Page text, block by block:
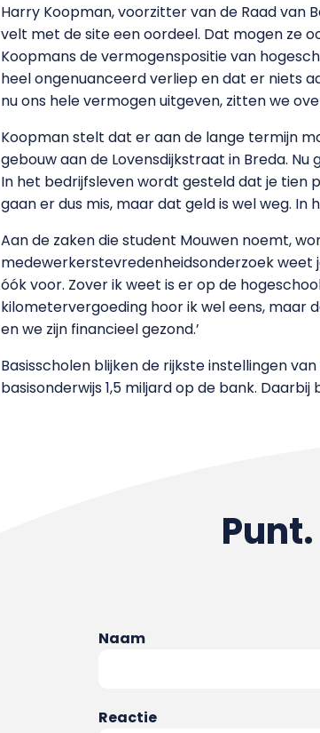
Harry Koopman, voorzitter van de Raad van
velt met de site een oordeel. Dat mogen ze
Koopmans de vermogenspositie van
heel ongenuanceerd verliep en dat er niets
nu ons hele vermogen uitgeven, zitten we
Koopman stelt dat er aan de lange termijn
gebouw aan de Lovensdijkstraat in Breda.
In het bedrijfsleven wordt gesteld dat je tien
gaan er dus mis, maar dat geld is wel weg.
Aan de zaken die student Mouwen noemt,
medewerkerstevredenheidsonderzoek weet
óók voor. Zover ik weet is er op de
kilometervergoeding hoor ik wel eens, maar
en we zijn financieel gezond.’
Basisscholen blijken de rijkste instellingen
basisonderwijs 1,5 miljard op de bank.
Naam
Reactie